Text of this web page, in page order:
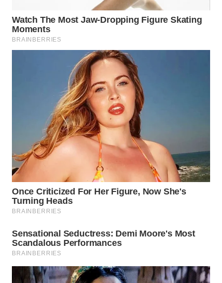
WN
MALUT
WN
NIAS
WN
LANGKAT
TAPANULI
SELATAN
WN
TANJUNG